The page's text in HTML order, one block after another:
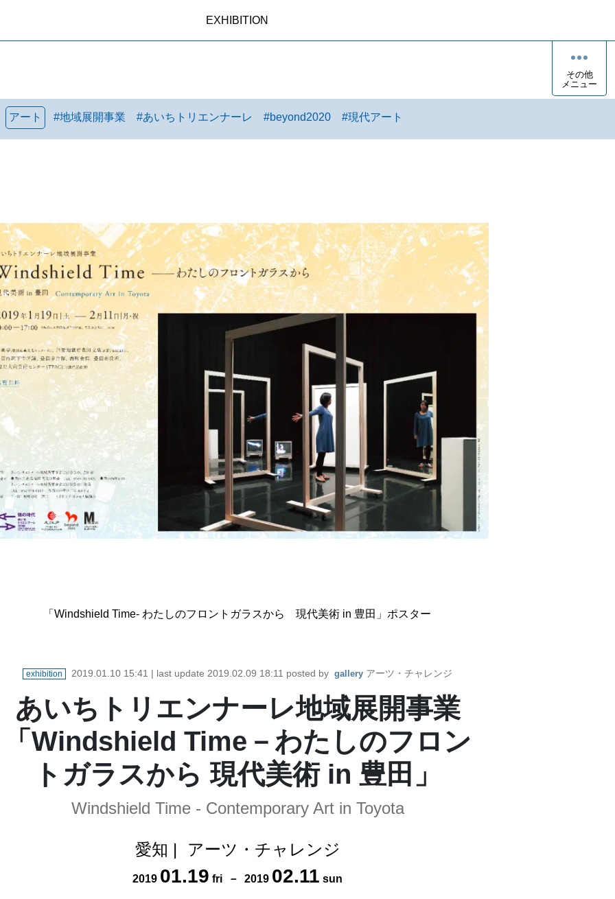
EXHIBITION
その他
メニュー
アート #地域展開事業 #あいちトリエンナーレ #beyond2020 #現代アート
「Windshield Time- わたしのフロントガラスから 現代美術 in 豊田」ポスター
exhibition 2019.01.10 15:41 | last update 2019.02.09 18:11 posted by gallery アーツ・チャレンジ
あいちトリエンナーレ地域展開事業
「Windshield Time－わたしのフロン
トガラスから 現代美術 in 豊田」
Windshield Time - Contemporary Art in Toyota
愛知 | アーツ・チャレンジ
2019 01.19 fri － 2019 02.11 sun